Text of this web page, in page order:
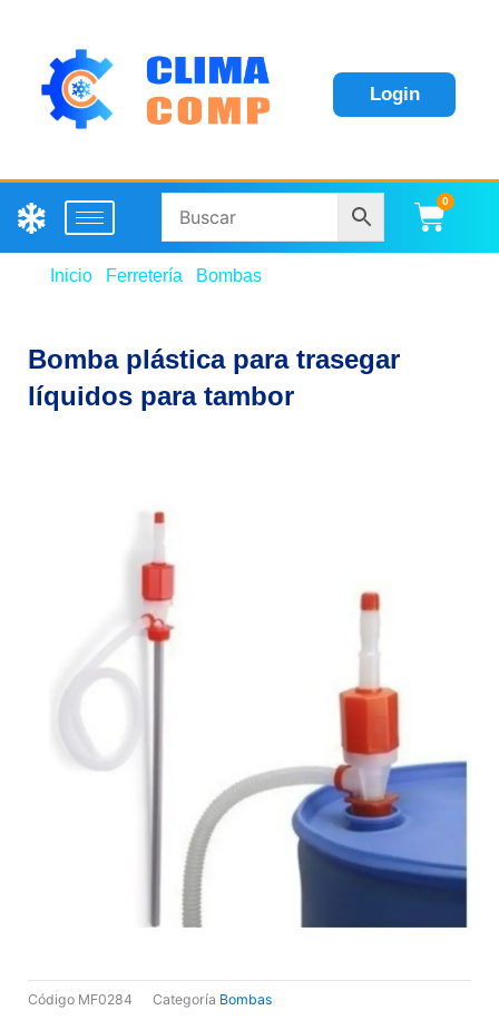
Login
0
Inicio Ferretería Bombas
Bomba plástica para trasegar
líquidos para tambor
Código MF0284 Categoría Bombas